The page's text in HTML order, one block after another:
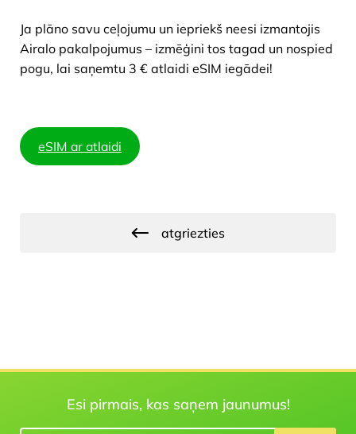
Ja plāno savu ceļojumu un iepriekš neesi izmantojis
Airalo pakalpojumus – izmēģini tos tagad un nospied
pogu, lai saņemtu 3 € atlaidi eSIM iegādei!
eSIM ar atlaidi
atgriezties
Esi pirmais, kas saņem jaunumus!